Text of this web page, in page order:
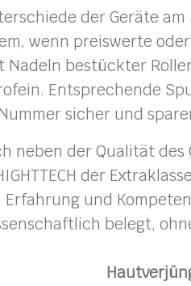
der Geräte
wenn preiswerte
Nadeln bestückter
Entsprechende
sicher und
neben der Qualität
der
und
belegt,